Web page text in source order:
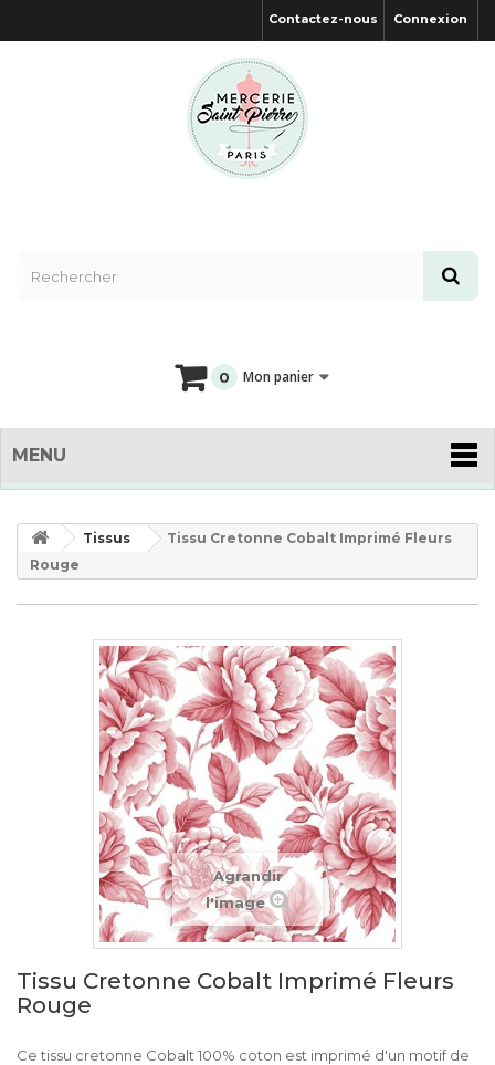
Connexion
Contactez-nous
0 Mon panier
MENU
Tissus
Tissu Cretonne Cobalt Imprimé Fleurs
Rouge
Agrandir
l'image
Tissu Cretonne Cobalt Imprimé Fleurs
Rouge
Ce tissu cretonne Cobalt 100% coton est imprimé d'un motif de